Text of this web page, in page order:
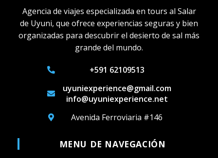
Agencia de viajes especializada en tours al Salar
de Uyuni, que ofrece experiencias seguras y bien
organizadas para descubrir el desierto de sal más
grande del mundo.
+591 62109513
uyuniexperience@gmail.com
info@uyuniexperience.net
Avenida Ferroviaria #146
MENU DE NAVEGACIÓN